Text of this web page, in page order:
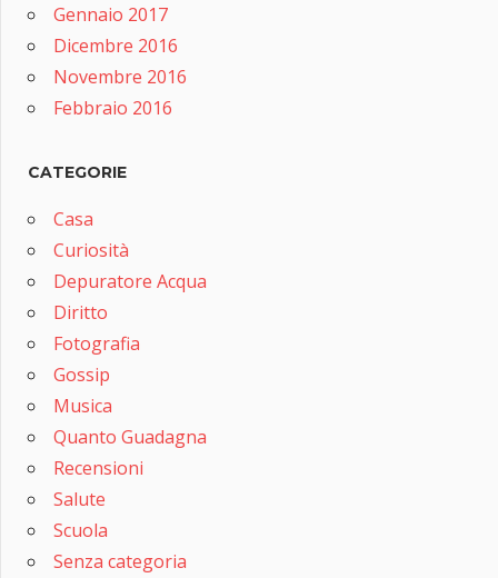
Gennaio 2017
Dicembre 2016
Novembre 2016
Febbraio 2016
CATEGORIE
Casa
Curiosità
Depuratore Acqua
Diritto
Fotografia
Gossip
Musica
Quanto Guadagna
Recensioni
Salute
Scuola
Senza categoria